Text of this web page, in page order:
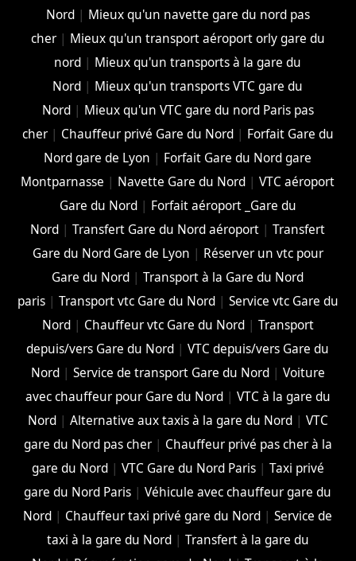
Nord| Mieux qu'un navette gare du nord pas
cher| Mieux qu'un transport aéroport orly gare du
nord | Mieux qu'un transports à la gare du
Nord | Mieux qu'un transports VTC gare du
Nord| Mieux qu'un VTC gare du nord Paris pas
cher| Chauffeur privé Gare du Nord| Forfait Gare du
Nord gare de Lyon | Forfait Gare du Nord gare
Montparnasse | Navette Gare du Nord |VTC aéroport
Gare du Nord| Forfait aéroport _Gare du
Nord |Transfert Gare du Nord aéroport |Transfert
Gare du Nord Gare de Lyon | Réserver un vtc pour
Gare du Nord |Transport à la Gare du Nord
paris| Transport vtc Gare du Nord| Service vtc Gare du
Nord| Chauffeur vtc Gare du Nord| Transport
depuis/vers Gare du Nord |VTC depuis/vers Gare du
Nord| Service de transport Gare du Nord| Voiture
avec chauffeur pour Gare du Nord| VTC à la gare du
Nord| Alternative aux taxis à la gare du Nord| VTC
gare du Nord pas cher| Chauffeur privé pas cher à la
gare du Nord| VTC Gare du Nord Paris| Taxi privé
gare du Nord Paris |Véhicule avec chauffeur gare du
Nord | Chauffeur taxi privé gare du Nord |Service de
taxi à la gare du Nord| Transfert à la gare du